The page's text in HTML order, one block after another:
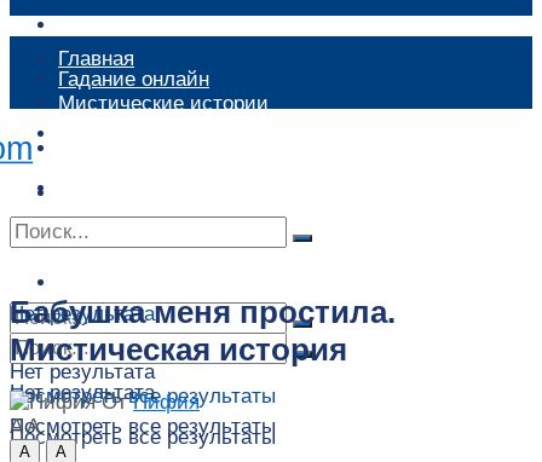
Гадание онлайн
Контакты
Нет результата
Посмотреть все результаты
Главная
Мистические истории
Сонник
Нет результата
Посмотреть все результаты
Нет результата
Посмотреть все результаты
Бабушка меня простила.
Мистическая история
От Пифия
A A
A
A